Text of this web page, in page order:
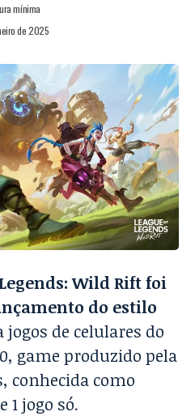
de 2025
mínima
Wild Rift foi
do estilo
jogos de celulares do
game produzido pela
conhecida como
1 jogo só.